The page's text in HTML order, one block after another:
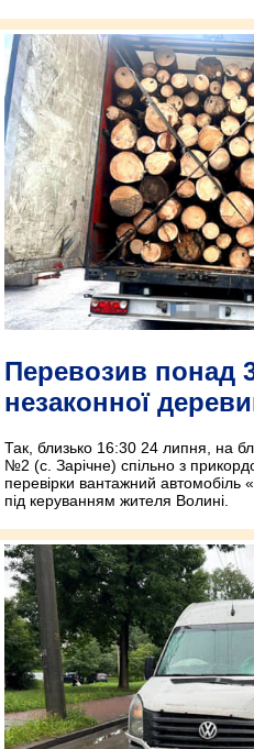
Перевозив понад
незаконної
Так, близько 16:30 24 липня, на
№2 (с. Зарічне) спільно з
перевірки вантажний автомобіль
під керуванням жителя Волині.